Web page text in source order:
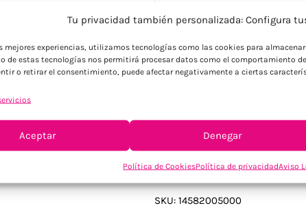
Tu privacidad también personalizada: Configura
mejores experiencias, utilizamos tecnologías como las cookies para
de estas tecnologías nos permitirá procesar datos como el comportamiento
o retirar el consentimiento, puede afectar negativamente a ciertas
Aceptar Denegar
Política de CookiesPolítica de privacidadAviso
Imán fabricado en
garantiza durabilidad y
raya para escritura
todo organizado. Su
completa para
empresas que buscan
van a usar para tomar
SKU: 14582005000